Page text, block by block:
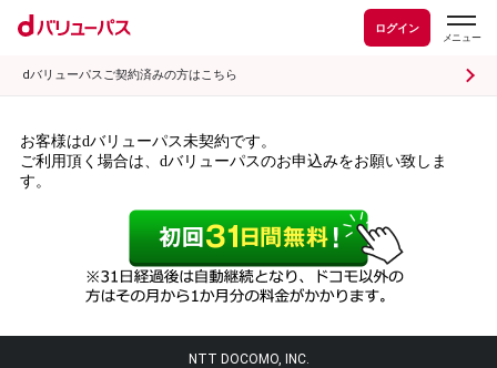
ログイン
dバリューパスご契約済みの方はこちら
お客様はdバリューパス未契約です。
ご利用頂く場合は、dバリューパスのお申込みをお願い致しま
す。
NTT DOCOMO, INC.